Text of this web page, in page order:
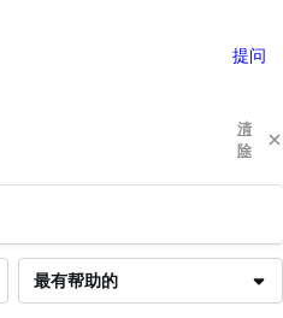
提问
清
除
最有帮助的